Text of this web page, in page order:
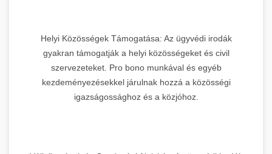
Helyi Közösségek Támogatása: Az ügyvédi irodák
gyakran támogatják a helyi közösségeket és civil
szervezeteket. Pro bono munkával és egyéb
kezdeményezésekkel járulnak hozzá a közösségi
igazságossághoz és a közjóhoz.